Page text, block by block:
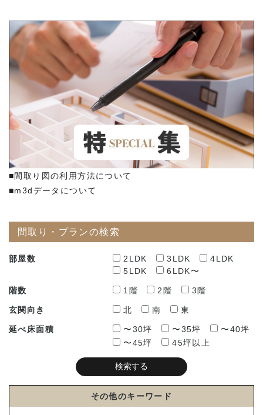
■間取り図の利用方法について
■m3dデータについて
間取り・プランの検索
部屋数 2LDK 3LDK
4LDK
5LDK
6LDK〜
階数 1階 2階 3階
玄関向き 北 南 東
延べ床面積 〜30坪 〜35坪
〜40坪
〜45坪
45坪以上
その他のキーワード